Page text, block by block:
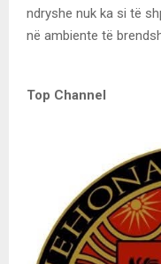
ndryshe nuk ka si të
në ambiente të
Top Channel